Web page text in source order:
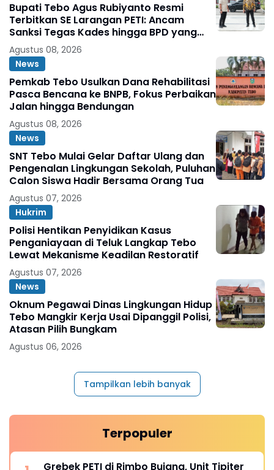
Bupati Tebo Agus Rubiyanto Resmi
Terbitkan SE Larangan PETI: Ancam
Sanksi Tegas Kades hingga BPD yang
Terlibat
Agustus 08, 2026
News
Pemkab Tebo Usulkan Dana Rehabilitasi
Pasca Bencana ke BNPB, Fokus Perbaikan
Jalan hingga Bendungan
Agustus 08, 2026
News
SNT Tebo Mulai Gelar Daftar Ulang dan
Pengenalan Lingkungan Sekolah, Puluhan
Calon Siswa Hadir Bersama Orang Tua
Agustus 07, 2026
Hukrim
Polisi Hentikan Penyidikan Kasus
Penganiayaan di Teluk Langkap Tebo
Lewat Mekanisme Keadilan Restoratif
Agustus 07, 2026
News
Oknum Pegawai Dinas Lingkungan Hidup
Tebo Mangkir Kerja Usai Dipanggil Polisi,
Atasan Pilih Bungkam
Agustus 06, 2026
Tampilkan lebih banyak
Terpopuler
Grebek PETI di Rimbo Bujang, Unit Tipiter